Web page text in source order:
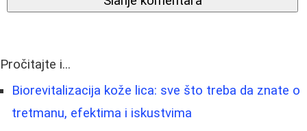
Pročitajte i...
Biorevitalizacija kože lica: sve što treba da znate o
tretmanu, efektima i iskustvima